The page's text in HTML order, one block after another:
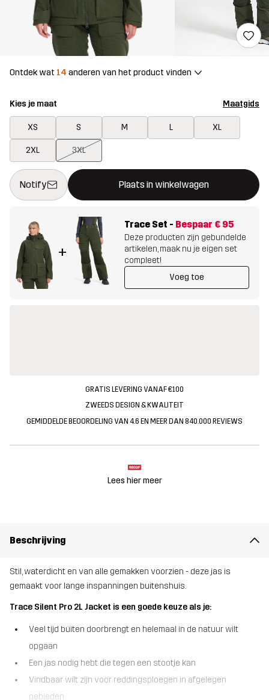
Ontdek wat 14 anderen van het product vinden
Kies je maat Maatgids
XS S M L XL
2XL 3XL
Notify Plaats in winkelwagen
Deze knop opent een modal met de bevestiging van een
{{size}} niet beschikbaar
+
Trace Set - Bespaar € 95
Deze producten zijn gebundelde
artikelen, maak nu je eigen set
compleet!
Voeg toe
GRATIS LEVERING VANAF €100
ZWEEDS DESIGN & KWALITEIT
GEMIDDELDE BEOORDELING VAN 4.6 EN MEER DAN 840.000 REVIEWS
Lees hier meer
Beschrijving
Stil, waterdicht en van alle gemakken voorzien - deze jas is
gemaakt voor lange inspanningen buitenshuis.
Trace Silent Pro 2L Jacket is een goede keuze als je:
Veel tijd buiten doorbrengt en helemaal in de natuur wilt
opgaan
Een jas nodig hebt die tegen een stootje kan
Vindbaar wilt zijn voor reddingsploegen in afgelegen
gebieden